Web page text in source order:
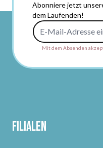
Abonniere jetzt
dem Laufenden!
Mit dem Absenden
Filialen